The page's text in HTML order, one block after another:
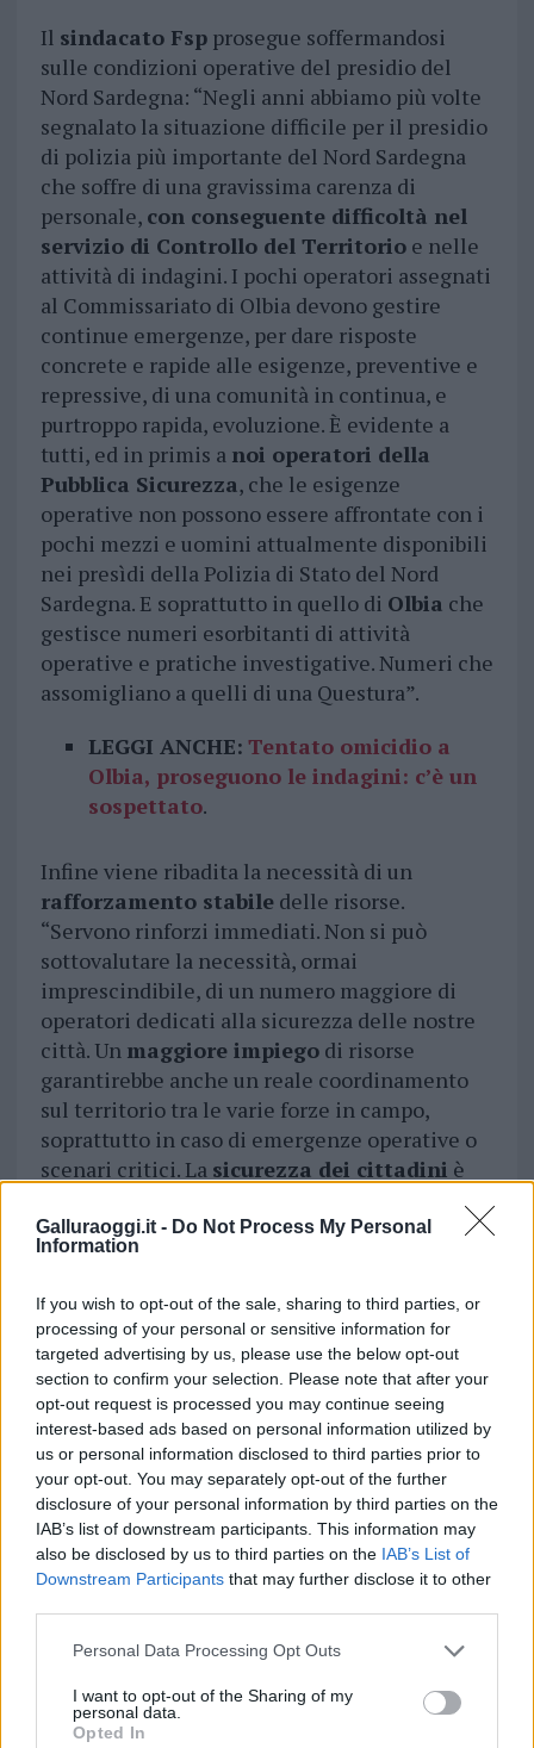
Galluraoggi.it - Do Not Process My Personal
Information
If you wish to opt-out of the sale, sharing to third parties, or
processing of your personal or sensitive information for
targeted advertising by us, please use the below opt-out
section to confirm your selection. Please note that after your
opt-out request is processed you may continue seeing
interest-based ads based on personal information utilized by
us or personal information disclosed to third parties prior to
your opt-out. You may separately opt-out of the further
disclosure of your personal information by third parties on the
IAB’s list of downstream participants. This information may
also be disclosed by us to third parties on the IAB’s List of
Downstream Participants that may further disclose it to other
Please note that this website/app uses one or more Google
not limited to your visit or usage behaviour. You may click to
grant or deny consent to Google and its third-party tags to
Personal Data Processing Opt Outs
I want to opt-out of the Sharing of my
personal data.
Opted In
Il sindacato Fspprosegue soffermandosi
sulle condizioni operative del presidio del
Nord Sardegna: “Negli anni abbiamo più volte
segnalato la situazione difficile per il presidio
di polizia più importante del Nord Sardegna
che soffre di una gravissima carenza di
personale, con conseguente difficoltà nel
servizio di Controllo del Territorioe nelle
attività di indagini. I pochi operatori assegnati
al Commissariato di Olbia devono gestire
continue emergenze, per dare risposte
concrete e rapide alle esigenze, preventive e
repressive, di una comunità in continua, e
purtroppo rapida, evoluzione. È evidente a
tutti, ed in primis a noi operatori della
Pubblica Sicurezza, che le esigenze
operative non possono essere affrontate con i
pochi mezzi e uomini attualmente disponibili
nei presìdi della Polizia di Stato del Nord
Sardegna. E soprattutto in quello di Olbia che
gestisce numeri esorbitanti di attività
operative e pratiche investigative. Numeri che
assomigliano a quelli di una Questura”.
LEGGI ANCHE: Tentato omicidio a
Olbia, proseguono le indagini: c’è un
sospettato.
Infine viene ribadita la necessità di un
rafforzamento stabiledelle risorse.
“Servono rinforzi immediati. Non si può
sottovalutare la necessità, ormai
imprescindibile, di un numero maggiore di
operatori dedicati alla sicurezza delle nostre
città. Un maggiore impiegodi risorse
garantirebbe anche un reale coordinamento
sul territorio tra le varie forze in campo,
soprattutto in caso di emergenze operative o
scenari critici. La sicurezza dei cittadini è
Territorio delle Forze dell’Ordine che
dovrebbero essere messe in condizione di
personale in numero adeguato per turno e con
mezzi idonei per svolgere il proprio servizio
per lo Stato. Per i cittadini. Lasicurezza
richiede stabilità e costanza, non promesse”,
conclude Tamara Marcelli.